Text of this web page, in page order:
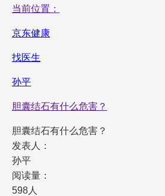
当前位置：
京东健康
找医生
孙平
胆囊结石有什么危害？
胆囊结石有什么危害？
发表人：
孙平
阅读量：
598人